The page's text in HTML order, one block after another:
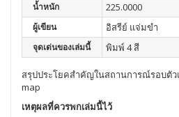
น้ำหนัก 225.0000
ผู้เขียน อิสรีย์ แจ่มขำ
จุดเด่นของเล่มนี้ พิมพ์ 4 สี
สรุปประโยคสำคัญในสถานการณ์รอบตั
map
เหตุผลที่ควรพกเล่มนี้ไว้